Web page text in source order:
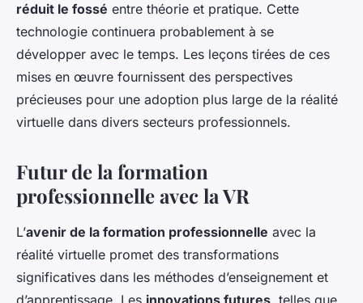
réduit le fossé entre théorie et pratique. Cette
technologie continuera probablement à se
développer avec le temps. Les leçons tirées de ces
mises en œuvre fournissent des perspectives
précieuses pour une adoption plus large de la réalité
virtuelle dans divers secteurs professionnels.
Futur de la formation
professionnelle avec la VR
L’avenir de la formation professionnelle avec la
réalité virtuelle promet des transformations
significatives dans les méthodes d’enseignement et